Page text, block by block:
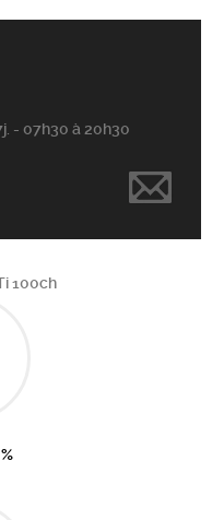
- 07h30 à 20h30
100ch